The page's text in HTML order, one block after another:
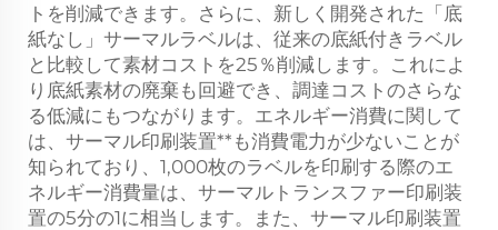
トを削減できます。さらに、新しく開発された「底
紙なし」サーマルラベルは、従来の底紙付きラベル
と比較して素材コストを25％削減します。これによ
り底紙素材の廃棄も回避でき、調達コストのさらな
る低減にもつながります。エネルギー消費に関して
は、サーマル印刷装置**も消費電力が少ないことが
知られており、1,000枚のラベルを印刷する際のエ
ネルギー消費量は、サーマルトランスファー印刷装
置の5分の1に相当します。また、サーマル印刷装置